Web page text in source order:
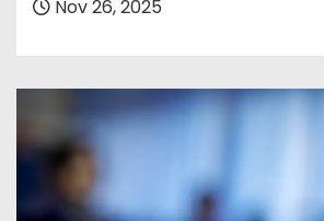
Nov 26, 2025